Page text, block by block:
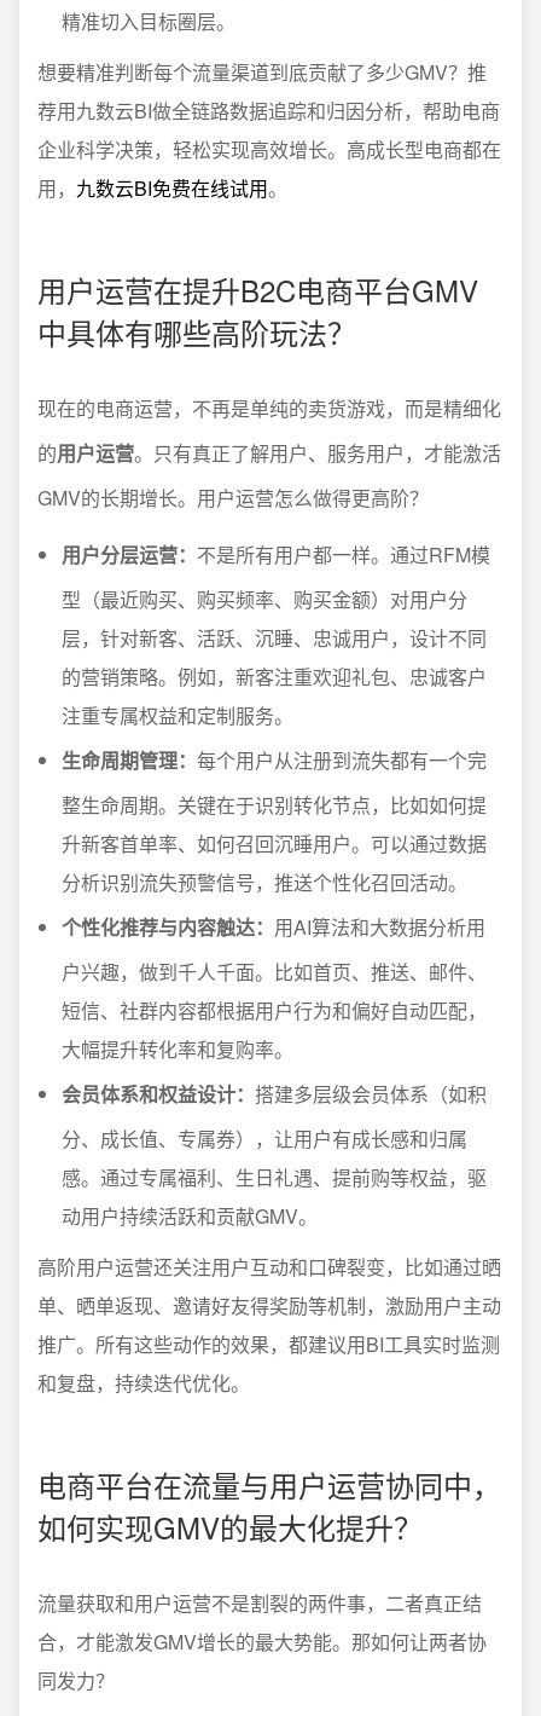
精准切入目标圈层。
想要精准判断每个流量渠道到底贡献了多少GMV？推
荐用九数云BI做全链路数据追踪和归因分析，帮助电商
企业科学决策，轻松实现高效增长。高成长型电商都在
用， 九数云BI免费在线试用。
用户运营在提升B2C电商平台GMV
中具体有哪些高阶玩法？
现在的电商运营，不再是单纯的卖货游戏，而是精细化
的用户运营。只有真正了解用户、服务用户，才能激活
GMV的长期增长。用户运营怎么做得更高阶？
用户分层运营： 不是所有用户都一样。通过RFM模
型（最近购买、购买频率、购买金额）对用户分
层，针对新客、活跃、沉睡、忠诚用户，设计不同
的营销策略。例如，新客注重欢迎礼包、忠诚客户
注重专属权益和定制服务。
生命周期管理： 每个用户从注册到流失都有一个完
整生命周期。关键在于识别转化节点，比如如何提
升新客首单率、如何召回沉睡用户。可以通过数据
分析识别流失预警信号，推送个性化召回活动。
个性化推荐与内容触达： 用AI算法和大数据分析用
户兴趣，做到千人千面。比如首页、推送、邮件、
短信、社群内容都根据用户行为和偏好自动匹配，
大幅提升转化率和复购率。
会员体系和权益设计： 搭建多层级会员体系（如积
分、成长值、专属券），让用户有成长感和归属
感。通过专属福利、生日礼遇、提前购等权益，驱
动用户持续活跃和贡献GMV。
高阶用户运营还关注用户互动和口碑裂变，比如通过晒
单、晒单返现、邀请好友得奖励等机制，激励用户主动
推广。所有这些动作的效果，都建议用BI工具实时监测
和复盘，持续迭代优化。
电商平台在流量与用户运营协同中，
如何实现GMV的最大化提升？
流量获取和用户运营不是割裂的两件事，二者真正结
合，才能激发GMV增长的最大势能。那如何让两者协
同发力？